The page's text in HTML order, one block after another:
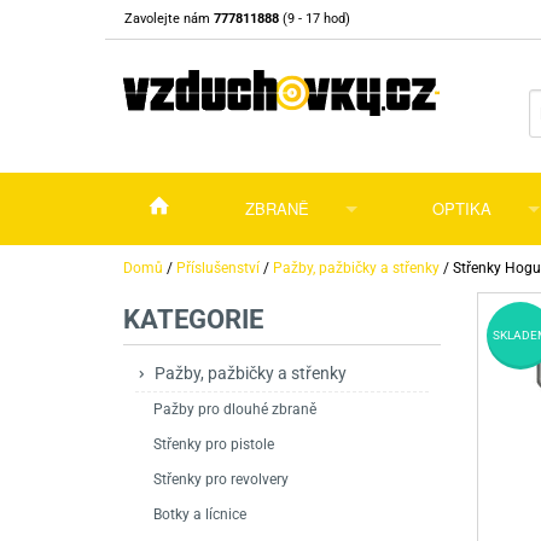
Zavolejte nám 777811888 (9 - 17 hod)
ZBRANĚ
Vzduchovky Vzduchovky na
Příslušenství pro
Vzduchovky PCP
Vzduchové pistole a revolveryPříslušenství
Plynové pistole a revolvery
Perkusní zbraně
Nože
OPTIKA
Puškohledy
Dalekohledy a
Kolimátory, lasery
Domů / Příslušenství / Pažby, pažbičky a střenky / Střenky
KATEGORIE
Pažby, pažbičky a střenky
Pažby pro dlouhé zbraně
Střenky pro pistole
Střenky pro revolvery
Botky a lícnice